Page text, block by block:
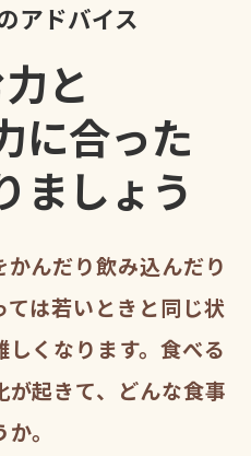
アドバイス
と
に合った
ましょう
んだり飲み込んだり
は若いときと同じ状
くなります。食べる
起きて、どんな食事
。